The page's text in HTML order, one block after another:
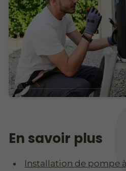
En savoir plus
Installation de pompe